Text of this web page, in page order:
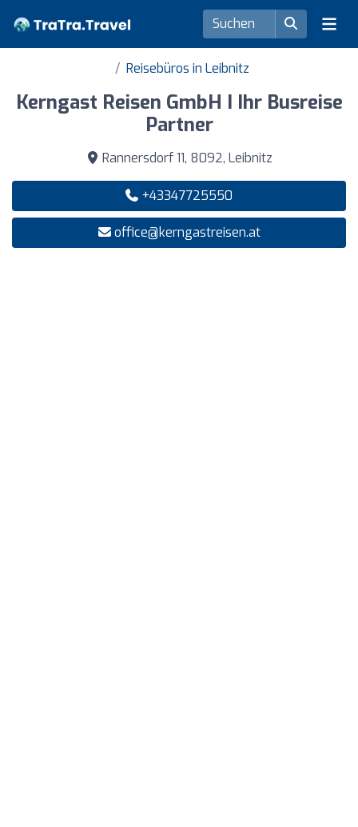
Reisebüros in Leibnitz
Kerngast Reisen GmbH I Ihr Busreise
Partner
Rannersdorf 11, 8092, Leibnitz
+43347725550
office@kerngastreisen.at